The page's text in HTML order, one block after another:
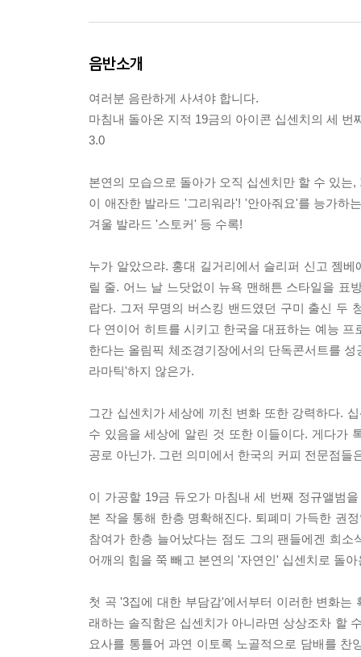
음반소개
여러분 음란하게 사셔야 합니다.
마침내 돌아온 지적 19금의 아이콘 십센치의 세 번
3.0
본연의 모습으로 돌아가 오직 십센치만 할 수 있
이 애잔한 발라드 '그리워라'! '안아줘요'를 능가하
겨울 발라드 '스토커' 등 수록!
누가 알았으랴. 홍대 길거리에서 슬리퍼 신고 젬
릴 줄. 어느 날 느닷없이 뉴욕 맨해튼 스타일을 표
랍다. 그저 무명의 버스킹 밴드였던 구미 출신 두
다 연이어 히트를 시키고 한국을 대표하는 예능
한다는 올림픽 체조경기장에서의 단독콘서트를
라마틱'하지 않은가.
그간 십센치가 세상에 끼친 변화 또한 강력하다.
수 있음을 세상에 알린 것 또한 이들이다. 게다가
공로 아닌가. 그런 의미에서 한국의 커피 전문점
이 가공할 19금 듀오가 마침내 세 번째 정규앨범
본 작을 통해 한층 명확해진다. 퇴폐미 가득한 권
참여가 한층 늘어났다는 점도 그의 팬들에겐 희
어깨의 힘을 쭉 빼고 본연의 '자연인' 십센치로 돌
첫 곡 '3집에 대한 부담감'에서부터 이러한 변화
래하는 솔직함은 십센치가 아니라면 상상조차 할
요사를 통틀어 과연 이토록 노골적으로 담배를